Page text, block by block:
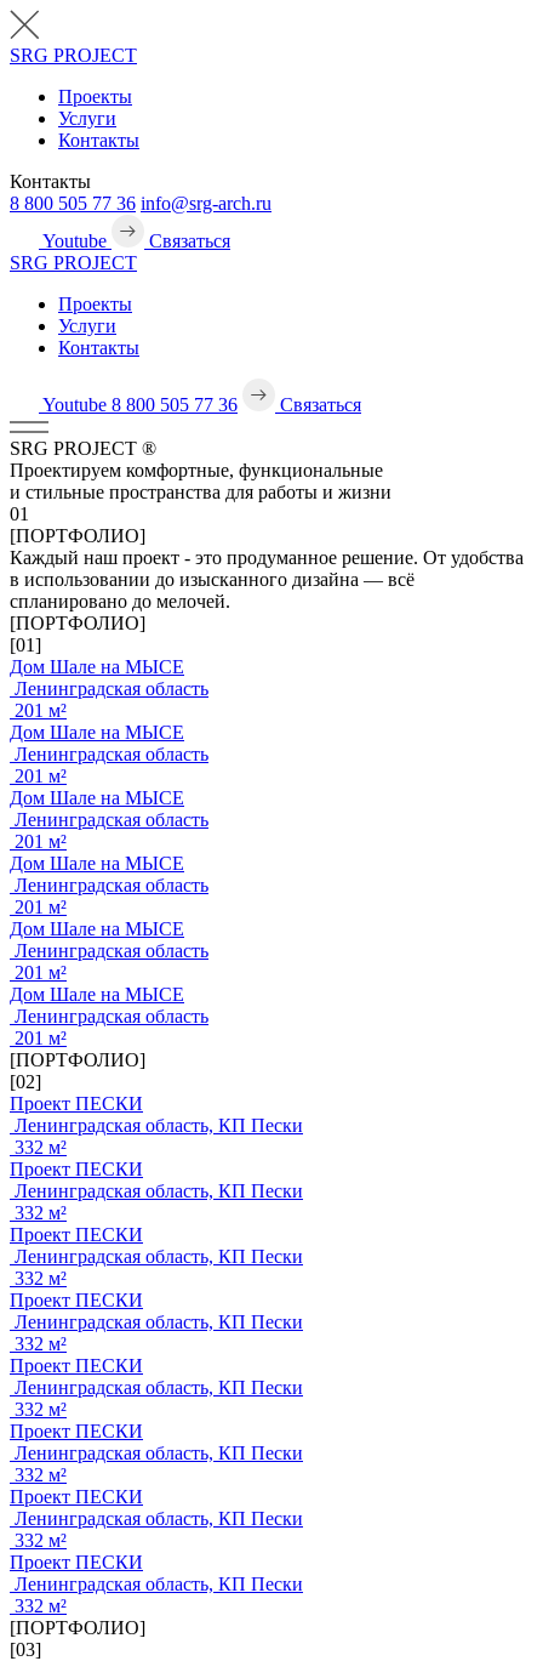
SRG PROJECT
Проекты
Услуги
Контакты
Контакты
8 800 505 77 36 info@srg-arch.ru
Youtube
Связаться
SRG PROJECT
Проекты
Услуги
Контакты
Youtube 8 800 505 77 36 Связаться
SRG PROJECT ®
Проектируем комфортные, функциональные
и стильные пространства для работы и жизни
01
[ПОРТФОЛИО]
Каждый наш проект - это продуманное решение. От удобства
в использовании до изысканного дизайна — всё
спланировано до мелочей.
[ПОРТФОЛИО]
[01]
Дом Шале на МЫСЕ
Ленинградская область
201 м²
Дом Шале на МЫСЕ
Ленинградская область
201 м²
Дом Шале на МЫСЕ
Ленинградская область
201 м²
Дом Шале на МЫСЕ
Ленинградская область
201 м²
Дом Шале на МЫСЕ
Ленинградская область
201 м²
Дом Шале на МЫСЕ
Ленинградская область
201 м²
[ПОРТФОЛИО]
[02]
Проект ПЕСКИ
Ленинградская область, КП Пески
332 м²
Проект ПЕСКИ
Ленинградская область, КП Пески
332 м²
Проект ПЕСКИ
Ленинградская область, КП Пески
332 м²
Проект ПЕСКИ
Ленинградская область, КП Пески
332 м²
Проект ПЕСКИ
Ленинградская область, КП Пески
332 м²
Проект ПЕСКИ
Ленинградская область, КП Пески
332 м²
Проект ПЕСКИ
Ленинградская область, КП Пески
332 м²
Проект ПЕСКИ
Ленинградская область, КП Пески
332 м²
[ПОРТФОЛИО]
[03]